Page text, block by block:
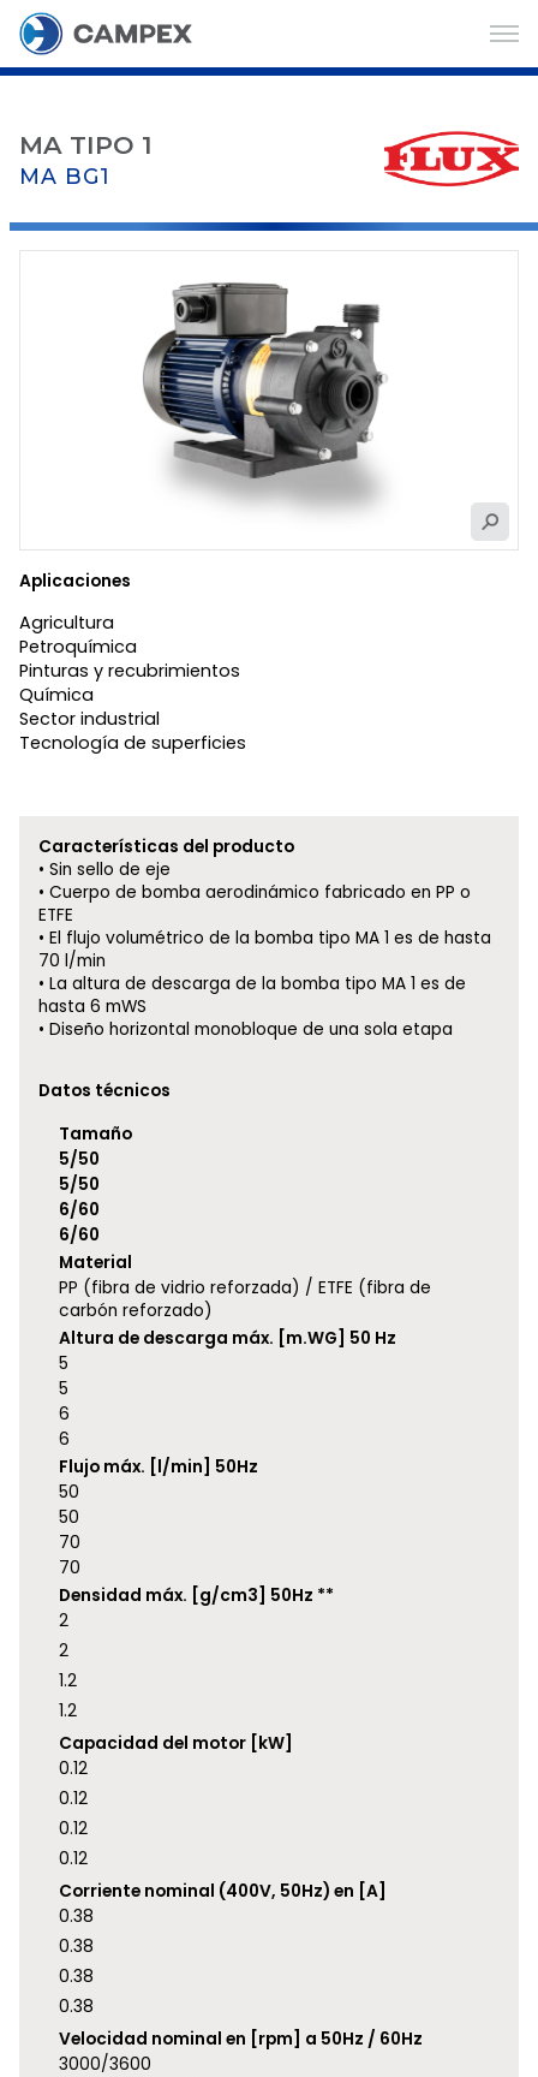
MA TIPO 1
MA BG1
Aplicaciones
Agricultura
Petroquímica
Pinturas y recubrimientos
Química
Sector industrial
Tecnología de superficies
Características del producto
Sin sello de eje
Cuerpo de bomba aerodinámico fabricado en PP o
ETFE
El flujo volumétrico de la bomba tipo MA 1 es de hasta
70 l/min
La altura de descarga de la bomba tipo MA 1 es de
hasta 6 mWS
Diseño horizontal monobloque de una sola etapa
Datos técnicos
Tamaño
5/50
5/50
6/60
6/60
Material
PP (fibra de vidrio reforzada) / ETFE (fibra de
carbón reforzado)
Altura de descarga máx. [m.WG] 50 Hz
5
5
6
6
Flujo máx. [l/min] 50Hz
50
50
70
70
Densidad máx. [g/cm3] 50Hz **
2
2
1.2
1.2
Capacidad del motor [kW]
0.12
0.12
0.12
0.12
Corriente nominal (400V, 50Hz) en [A]
0.38
0.38
0.38
0.38
Velocidad nominal en [rpm] a 50Hz / 60Hz
3000/3600